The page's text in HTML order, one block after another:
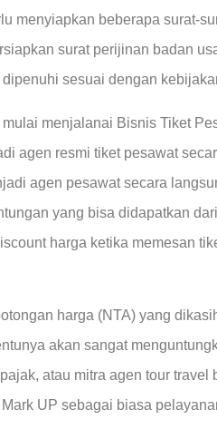
menyiapkan beberapa surat-
surat perijinan badan
dipenuhi sesuai dengan
menjalanai Bisnis Tiket
agen resmi tiket pesawat
agen pesawat secara
yang bisa didapatkan
harga ketika memesan
harga (NTA) yang
akan sangat
atau mitra agen tour
UP sebagai biasa